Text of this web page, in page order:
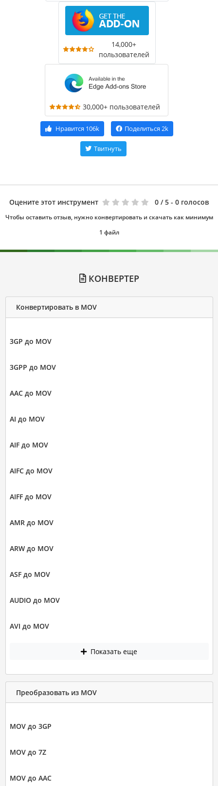
14,000+
пользователей
30,000+ пользователей
Нравится 106k Поделиться 2k
Твитнуть
Оцените этот инструмент 0 / 5 - 0 голосов
Чтобы оставить отзыв, нужно конвертировать и скачать как минимум
1 файл
КОНВЕРТЕР
Конвертировать в MOV
3GP до MOV
3GPP до MOV
AAC до MOV
AI до MOV
AIF до MOV
AIFC до MOV
AIFF до MOV
AMR до MOV
ARW до MOV
ASF до MOV
AUDIO до MOV
AVI до MOV
Показать еще
Преобразовать из MOV
MOV до 3GP
MOV до 7Z
MOV до AAC